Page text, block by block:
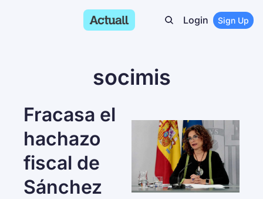
Login Sign Up
socimis
Fracasa el
hachazo
fiscal de
Sánchez